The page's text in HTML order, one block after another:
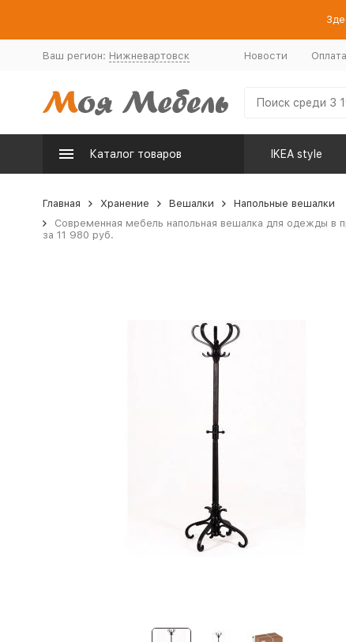
Ваш регион: Нижневартовск Новости
Каталог товаров IKEA style
Главная Хранение Вешалки
Напольные вешалки
Современная мебель напольная вешалка для одежды
за 11 980 руб.